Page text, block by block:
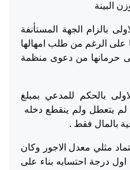
بالزام الجهة المستأنفة
على الرغم من طلب امهالها
حرمانها من دعوى منظمة
بالحكم للمدعي بمبلغ
لم يتعطل ولم ينقطع دخله
بالمال فقط .
مثلي معدل الاجور وكان
درجة احتسابه بناء على